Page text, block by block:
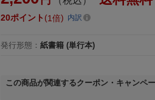
20ポイント 1倍 内訳
発行形態 ： 紙書籍 (単行本)
この商品が関連するクーポン・キャンペ